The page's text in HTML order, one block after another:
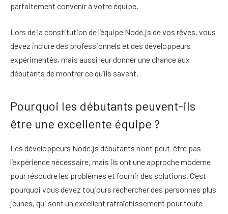
parfaitement convenir à votre équipe.
Lors de la constitution de l’équipe Node.js de vos rêves, vous
devez inclure des professionnels et des développeurs
expérimentés, mais aussi leur donner une chance aux
débutants de montrer ce qu’ils savent.
Pourquoi les débutants peuvent-ils
être une excellente équipe ?
Les développeurs Node.js débutants n’ont peut-être pas
l’expérience nécessaire, mais ils ont une approche moderne
pour résoudre les problèmes et fournir des solutions. C’est
pourquoi vous devez toujours rechercher des personnes plus
jeunes, qui sont un excellent rafraîchissement pour toute